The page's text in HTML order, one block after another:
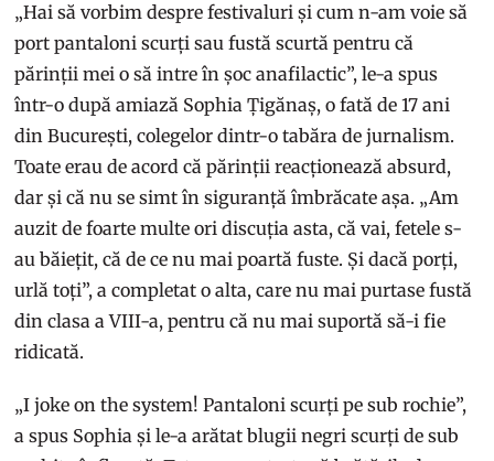
„Hai să vorbim despre festivaluri și cum n-am voie să
port pantaloni scurți sau fustă scurtă pentru că
părinții mei o să intre în șoc anafilactic”, le-a spus
într-o după amiază Sophia Țigănaș, o fată de 17 ani
din București, colegelor dintr-o tabăra de jurnalism.
Toate erau de acord că părinții reacționează absurd,
dar și că nu se simt în siguranță îmbrăcate așa. „Am
auzit de foarte multe ori discuția asta, că vai, fetele s-
au băiețit, că de ce nu mai poartă fuste. Și dacă porți,
urlă toți”, a completat o alta, care nu mai purtase fustă
din clasa a VIII-a, pentru că nu mai suportă să-i fie
ridicată.
„I joke on the system! Pantaloni scurți pe sub rochie”,
a spus Sophia și le-a arătat blugii negri scurți de sub